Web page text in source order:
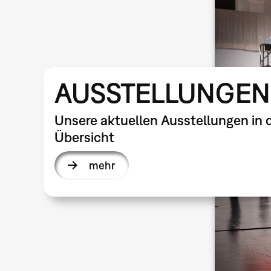
AUSSTELLUNGEN
Unsere aktuellen Ausstellungen in
Übersicht
mehr